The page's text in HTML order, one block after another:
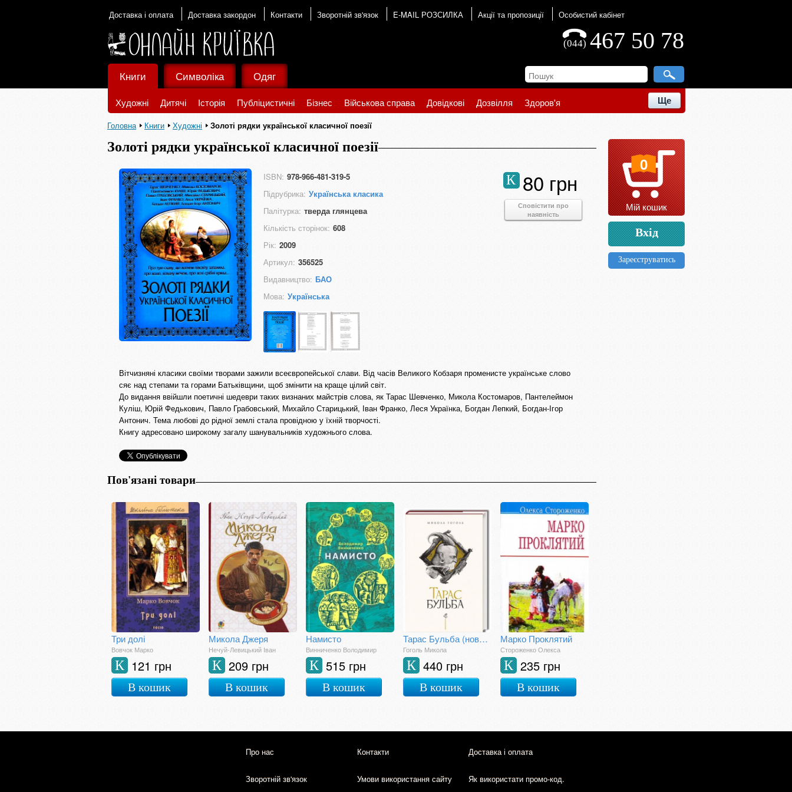
Доставка і оплата Доставка закордон Контакти Зворотній зв'язок E-MAIL РОЗСИЛКА Акції та пропозиції Особистий кабінет
467 50 78
(044)
Книги
Художні Дитячі Історія Публіцистичні Бізнес Військова справа Довідкові Дозвілля Здоров'я Ще
Символіка Одяг
Головна Книги Художні Золоті рядки української класичної поезії
Золоті рядки української класичної поезії
ISBN: 978-966-481-319-5
Підрубрика: Українська класика
Палітурка: тверда глянцева
Кількість сторінок: 608
Рік: 2009
Артикул: 356525
Видавництво: БАО
Мова: Українська
80 грн
К
Сповістити про
наявність
Вітчизняні класики своїми творами зажили всеєвропейської слави. Від часів Великого Кобзаря променисте українське слово
сяє над степами та горами Батьківщини, щоб змінити на краще цілий світ.
До видання ввійшли поетичні шедеври таких визнаних майстрів слова, як Тарас Шевченко, Микола Костомаров, Пантелеймон
Куліш, Юрій Федькович, Павло Грабовський, Михайло Старицький, Іван Франко, Леся Українка, Богдан Лепкий, Богдан-Ігор
Антонич. Тема любові до рідної землі стала провідною у їхній творчості.
Книгу адресовано широкому загалу шанувальників художнього слова.
Пов'язані товари
Три долі
Вовчок Марко
121 грн
К
В кошик
Микола Джеря
Нечуй-Левицький Іван
209 грн
К
В кошик
Намисто
Винниченко Володимир
515 грн
К
В кошик
Тарас Бульба (нове ілюстроване видання)
Гоголь Микола
440 грн
К
В кошик
Марко Проклятий
Стороженко Олекса
235 грн
К
В кошик
0
Мій кошик
Вхід
Зареєструватись
Про нас Контакти Доставка і оплата
Зворотній зв'язок Умови використання сайту Як використати промо-код.